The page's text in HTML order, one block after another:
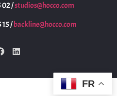
02 /studios@hocco.com
15 /backline@hocco.com
FR